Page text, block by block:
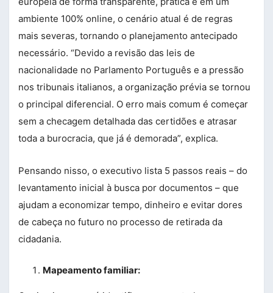
ambiente 100% online, o cenário atual é de regras
mais severas, tornando o planejamento antecipado
necessário. “Devido a revisão das leis de
nacionalidade no Parlamento Português e a pressão
nos tribunais italianos, a organização prévia se tornou
o principal diferencial. O erro mais comum é começar
sem a checagem detalhada das certidões e atrasar
toda a burocracia, que já é demorada”, explica.
Pensando nisso, o executivo lista 5 passos reais – do
levantamento inicial à busca por documentos – que
ajudam a economizar tempo, dinheiro e evitar dores
de cabeça no futuro no processo de retirada da
cidadania.
Mapeamento familiar: